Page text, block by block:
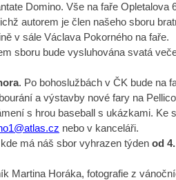
Domino. Vše na faře Opletalova
autorem je člen našeho sboru
v sále Václava Pokorného na faře.
sboru bude vysluhována svatá
. Po bohoslužbách v ČK bude na
a výstavby nové fary na
s hrou baseball s ukázkami. Ke
nebo v kanceláři.
má náš sbor vyhrazen týden od
Martina Horáka, fotografie z